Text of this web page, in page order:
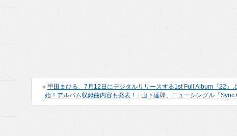
« 甲田まひる、7月12日にデジタルリリースする1st Full Album『22』
始！アルバム収録曲内容も発表！
山下達郎、ニューシングル「